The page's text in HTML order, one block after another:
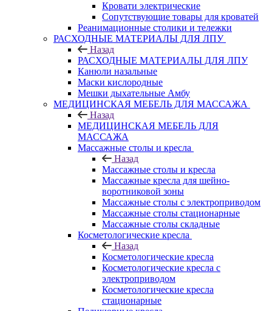
Кровати электрические
Сопутствующие товары для кроватей
Реанимационные столики и тележки
РАСХОДНЫЕ МАТЕРИАЛЫ ДЛЯ ЛПУ
Назад
РАСХОДНЫЕ МАТЕРИАЛЫ ДЛЯ ЛПУ
Канюли назальные
Маски кислородные
Мешки дыхательные Амбу
МЕДИЦИНСКАЯ МЕБЕЛЬ ДЛЯ МАССАЖА
Назад
МЕДИЦИНСКАЯ МЕБЕЛЬ ДЛЯ
МАССАЖА
Массажные столы и кресла
Назад
Массажные столы и кресла
Массажные кресла для шейно-
воротниковой зоны
Массажные столы с электроприводом
Массажные столы стационарные
Массажные столы складные
Косметологические кресла
Назад
Косметологические кресла
Косметологические кресла с
электроприводом
Косметологические кресла
стационарные